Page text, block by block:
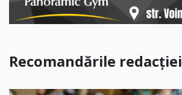
Recomandările redacției